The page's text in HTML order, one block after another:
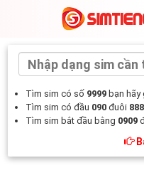
Tìm sim có số 9999 bạn hãy
Tìm sim có đầu 090 đuôi
Tìm sim bắt đầu bằng 0909